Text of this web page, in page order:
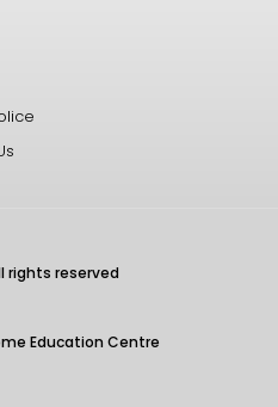
rights reserved
Education Centre